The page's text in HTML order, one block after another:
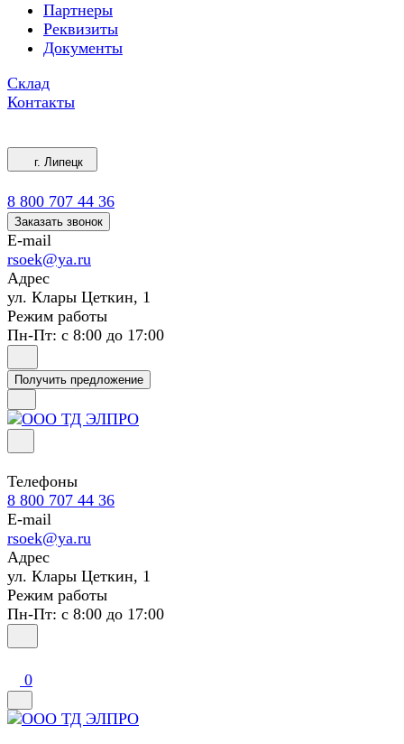
Партнеры
Реквизиты
Документы
Склад
Контакты
г. Липецк
8 800 707 44 36
Заказать звонок
E-mail
rsoek@ya.ru
Адрес
ул. Клары Цеткин, 1
Режим работы
Пн-Пт: с 8:00 до 17:00
Получить предложение
Телефоны
8 800 707 44 36
E-mail
rsoek@ya.ru
Адрес
ул. Клары Цеткин, 1
Режим работы
Пн-Пт: с 8:00 до 17:00
0